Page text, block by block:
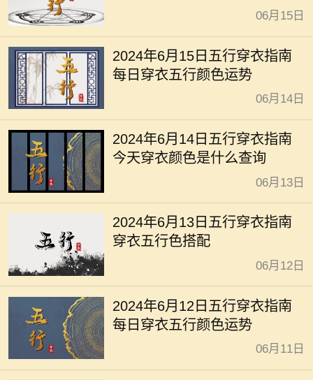
06月15日
2024年6月15日五行穿衣指南
每日穿衣五行颜色运势
06月14日
2024年6月14日五行穿衣指南
今天穿衣颜色是什么查询
06月13日
2024年6月13日五行穿衣指南
穿衣五行色搭配
06月12日
2024年6月12日五行穿衣指南
每日穿衣五行颜色运势
06月11日